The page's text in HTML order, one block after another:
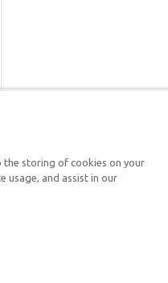
en Génesis es un ministerio
su fe y proclamar el evangelio
the storing of cookies on your
usage, and assist in our